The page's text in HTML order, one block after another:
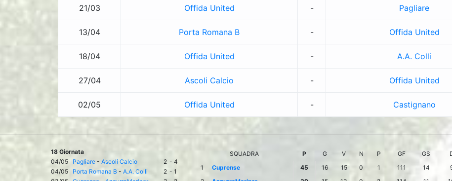
21/03 Offida United - Pagliare
13/04 Porta Romana B - Offida United
18/04 Offida United - A.A. Colli
27/04 Ascoli Calcio - Offida United
02/05 Offida United - Castignano
18 Giornata
04/05
Pagliare - Ascoli Calcio 2 - 4
04/05
Porta Romana B - A.A. Colli 2 - 1
SQUADRA P G V N P GF GS
1
Cuprense 45 16 15 0 1 111 14